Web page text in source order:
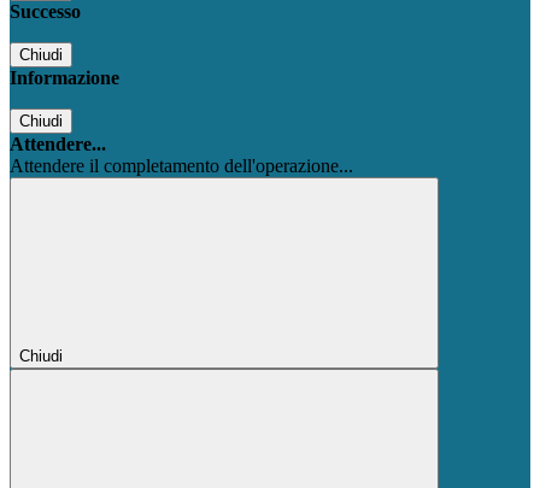
Successo
Chiudi
Informazione
Chiudi
Attendere...
Attendere il completamento dell'operazione...
Chiudi